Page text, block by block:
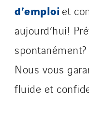
d’emploiet
aujourd’hui!
spontanément?
Nous vous
fluide et
Morocco
Netherlands
Nordic countries
Norway
Poland
Portugal